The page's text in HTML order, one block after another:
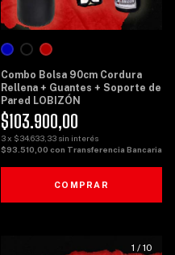
Combo Bolsa 90cm Cordura
Rellena + Guantes + Soporte de
Pared LOBIZÓN
$103.900,00
3x $34.633,33 sin interés
$93.510,00 con Transferencia Bancaria
COMPRAR
1 / 10